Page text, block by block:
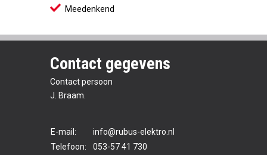
Meedenkend
Contact gegevens
Contact persoon
J. Braam.
E-mail:
info@rubus-elektro.nl
Telefoon:
053-57 41 730